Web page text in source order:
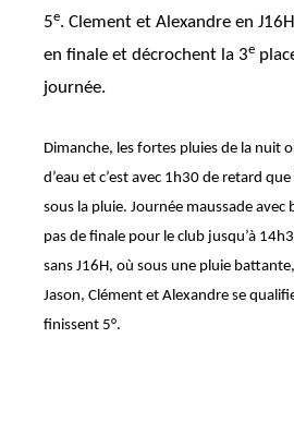
5e. Clement et Alexandre en
en finale et décrochent la 3e
journée.
Dimanche, les fortes pluies de la nuit
d’eau et c’est avec 1h30 de retard
sous la pluie. Journée maussade avec
pas de finale pour le club jusqu’à
sans J16H, où sous une pluie
Jason, Clément et Alexandre se
finissent 5°.